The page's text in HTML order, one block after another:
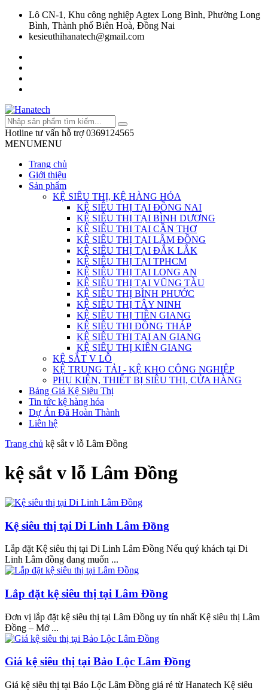
Lô CN-1, Khu công nghiệp Agtex Long Bình, Phường Long
Bình, Thành phố Biên Hoà, Đồng Nai
kesieuthihanatech@gmail.com
Hotline tư vấn hỗ trợ 0369124565
MENUMENU
Trang chủ
Giới thiệu
Sản phẩm
KỆ SIÊU THỊ, KỆ HÀNG HÓA
KỆ SIÊU THỊ TẠI ĐỒNG NAI
KỆ SIÊU THỊ TẠI BÌNH DƯƠNG
KỆ SIÊU THỊ TẠI CẦN THƠ
KỆ SIÊU THỊ TẠI LÂM ĐỒNG
KỆ SIÊU THỊ TẠI ĐẮK LẮK
KỆ SIÊU THỊ TẠI TPHCM
KỆ SIÊU THỊ TẠI LONG AN
KỆ SIÊU THỊ TẠI VŨNG TÀU
KỆ SIÊU THỊ BÌNH PHƯỚC
KỆ SIÊU THỊ TÂY NINH
KỆ SIÊU THỊ TIỀN GIANG
KỆ SIÊU THỊ ĐỒNG THÁP
KỆ SIÊU THỊ TẠI AN GIANG
KỆ SIÊU THỊ KIÊN GIANG
KỆ SẮT V LỖ
KỆ TRUNG TẢI - KỆ KHO CÔNG NGHIỆP
PHỤ KIỆN, THIẾT BỊ SIÊU THỊ, CỬA HÀNG
Bảng Giá Kệ Siêu Thị
Tin tức kệ hàng hóa
Dự Án Đã Hoàn Thành
Liên hệ
Trang chủ kệ sắt v lỗ Lâm Đồng
kệ sắt v lỗ Lâm Đồng
Kệ siêu thị tại Di Linh Lâm Đồng
Lắp đặt Kệ siêu thị tại Di Linh Lâm Đồng Nếu quý khách tại Di
Linh Lâm đồng đang muốn ...
Lắp đặt kệ siêu thị tại Lâm Đồng
Đơn vị lắp đặt kệ siêu thị tại Lâm Đồng uy tín nhất Kệ siêu thị Lâm
Đồng – Mở ...
Giá kệ siêu thị tại Bảo Lộc Lâm Đồng
Giá kệ siêu thị tại Bảo Lộc Lâm Đồng giá rẻ từ Hanatech Kệ siêu